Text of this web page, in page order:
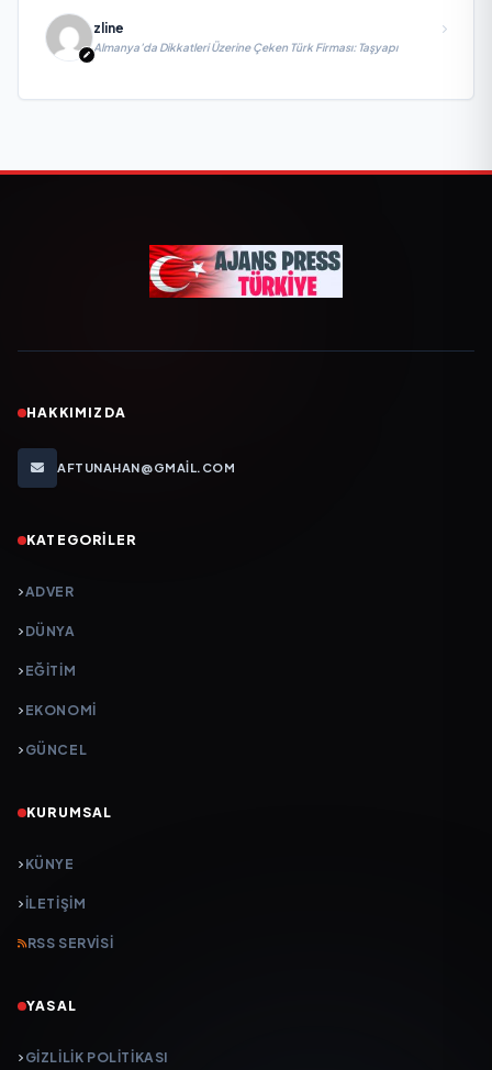
zline
Almanya’da Dikkatleri Üzerine Çeken Türk Firması: Taşyapı
HAKKIMIZDA
AFTUNAHAN@GMAIL.COM
KATEGORILER
ADVER
DÜNYA
EĞİTİM
EKONOMİ
GÜNCEL
KURUMSAL
KÜNYE
İLETIŞIM
RSS SERVISI
YASAL
GIZLILIK POLITIKASI